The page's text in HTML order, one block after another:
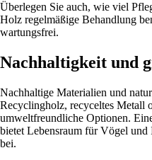
Überlegen Sie auch, wie viel
Holz regelmäßige Behandlung
wartungsfrei.
Nachhaltigkeit und
Nachhaltige Materialien und
Recyclingholz, recyceltes Metall
umweltfreundliche Optionen.
bietet Lebensraum für Vögel
bei.